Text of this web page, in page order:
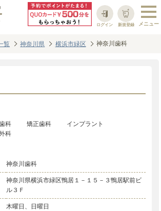
新規登録
ログイン
覧 神奈川県 横浜市緑区 神奈川歯科
科 矯正歯科
インプラント
科
神奈川歯科
神奈川県横浜市緑区鴨居１－１５－３鴨居駅前ビ
ル３Ｆ
木曜日、日曜日